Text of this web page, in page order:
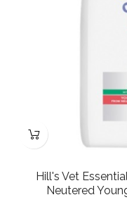
Hill's Vet
Neutered